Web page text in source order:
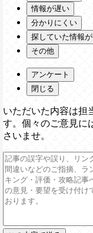
情報が遅い
分かりにくい
探していた情報
その他
アンケート
閉じる
いただいた内容は担
す。個々のご意見に
さいませ。